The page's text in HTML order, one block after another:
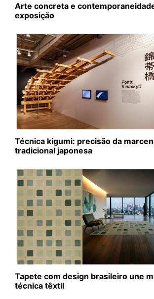
Arte concreta e
exposição
Técnica kigumi: precisão da
tradicional japonesa
Tapete com design brasileiro une
técnica têxtil